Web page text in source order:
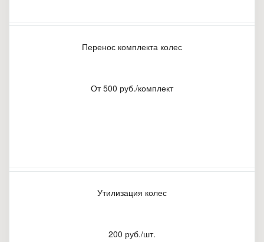
Перенос комплекта колес
От 500 руб./комплект
Утилизация колес
200 руб./шт.